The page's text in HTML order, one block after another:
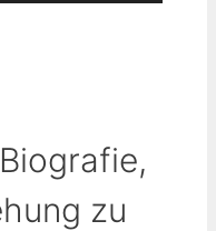
zu